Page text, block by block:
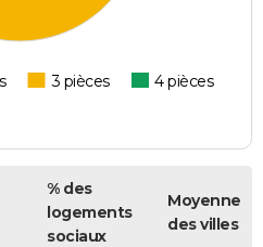
3 pièces
4 pièces
% des
logements
sociaux
Moyenne
des villes